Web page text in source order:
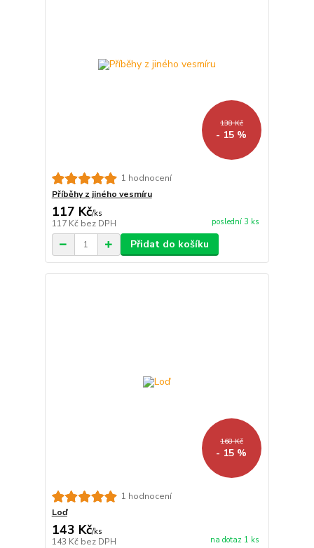
138 Kč
- 15 %
1 hodnocení
Příběhy z jiného vesmíru
117 Kč/ks
117 Kč bez DPH poslední 3 ks
Přidat do košíku
168 Kč
- 15 %
1 hodnocení
Loď
143 Kč/ks
143 Kč bez DPH na dotaz 1 ks